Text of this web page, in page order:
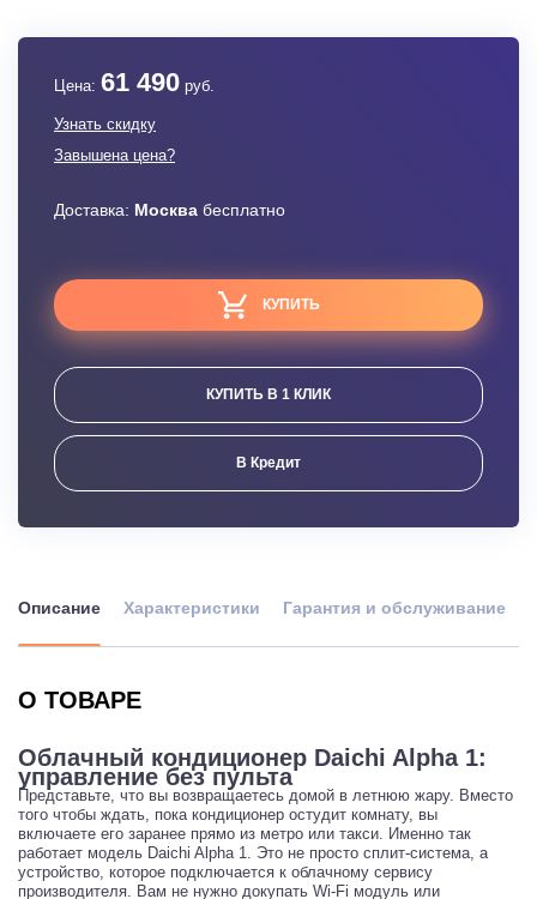
Цена: 61 490 руб.
Узнать скидку
Завышена цена?
Доставка: Москва бесплатно
КУПИТЬ
КУПИТЬ В 1 КЛИК
В Кредит
Описание Характеристики Гарантия и обслуживание
О ТОВАРЕ
Облачный кондиционер Daichi Alpha 1:
управление без пульта
Представьте, что вы возвращаетесь домой в летнюю жару. Вместо
того чтобы ждать, пока кондиционер остудит комнату, вы
включаете его заранее прямо из метро или такси. Именно так
работает модель Daichi Alpha 1. Это не просто сплит-система, а
устройство, которое подключается к облачному сервису
производителя. Вам не нужно докупать Wi-Fi модуль или